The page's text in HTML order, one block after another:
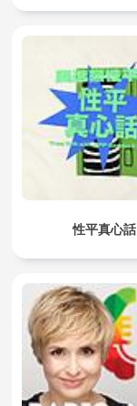
性平真心話